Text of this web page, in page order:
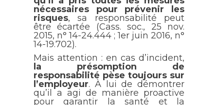
nécessaires pour prévenir les
risques, sa responsabilité peut
être écartée (Cass. soc., 25 nov.
2015, n° 14-24.444 ; 1er juin 2016, n°
14-19.702).
Mais attention : en cas d’incident,
la présomption de
responsabilité pèse toujours sur
l’employeur. À lui de démontrer
qu’il a agi de manière proactive
pour garantir la santé et la